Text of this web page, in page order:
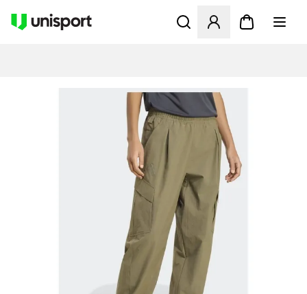
Åbner en Modal til at